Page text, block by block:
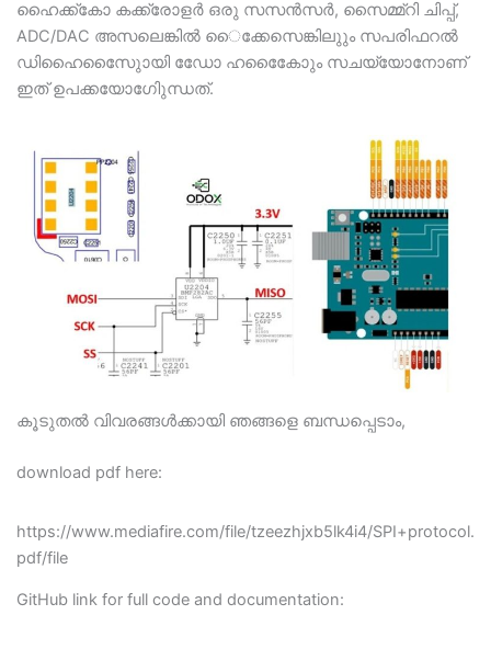
ഹൈക്ക്കോ കക്ക്രോളർ ഒരു സസൻസർ, സൈമ്മ്റി ചിപ്പ്,
ADC/DAC അസലെങ്കിൽ ൈക്കേസെങ്കിലുും സപരിഫറൽ
ഡിഹൈസുൈോയി ഡോേ ഹകൈോേും സചയ്യോനോണ്
ഇത് ഉപക്കയോഗിേുന്ധത്.
കൂടുതല്‍ വിവരങ്ങള്‍ക്കായി ഞങ്ങളെ ബന്ധപ്പെടാം,
download pdf here:
https://www.mediafire.com/file/tzeezhjxb5lk4i4/SPI+protocol.
pdf/file
GitHub link for full code and documentation: